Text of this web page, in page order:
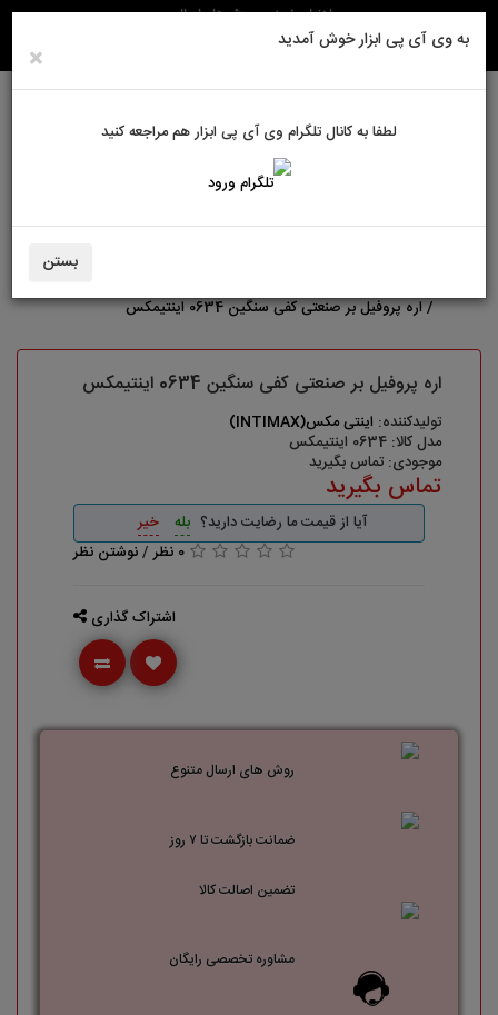
راهنمای خرید روش های ارسال
0
اره پروفیل بر صنعتی کفی سنگین 0634 اینتیمکس
اره پروفیل بر صنعتی کفی سنگین 0634 اینتیمکس
تولیدکننده: اینتی مکس(INTIMAX)
مدل کالا: 0634 اینتیمکس
موجودی: تماس بگیرید
تماس بگیرید
آیا از قیمت ما رضایت دارید؟ بله
خیر
0 نظر
/نوشتن نظر
اشتراک گذاری
روش های ارسال متنوع
ضمانت بازگشت تا ۷ روز
تضمین اصالت کالا
مشاوره تخصصی رایگان
به وی آی پی ابزار خوش آمدید
×
لطفا به کانال تلگرام وی آی پی ابزار هم مراجعه کنید
بستن